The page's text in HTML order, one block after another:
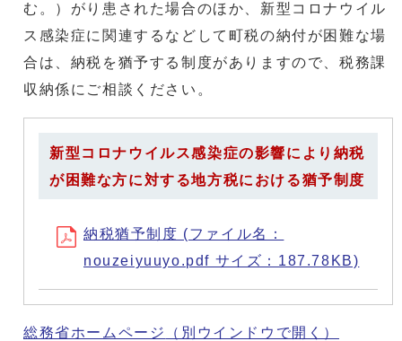
む。）がり患された場合のほか、新型コロナウイル
ス感染症に関連するなどして町税の納付が困難な場
合は、納税を猶予する制度がありますので、税務課
収納係にご相談ください。
新型コロナウイルス感染症の影響により納税
が困難な方に対する地方税における猶予制度
納税猶予制度 (ファイル名：
nouzeiyuuyo.pdf サイズ：187.78KB)
総務省ホームページ （別ウインドウで開く）